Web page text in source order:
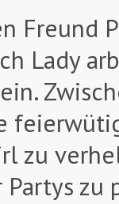
Freund
Lady
zu
zu